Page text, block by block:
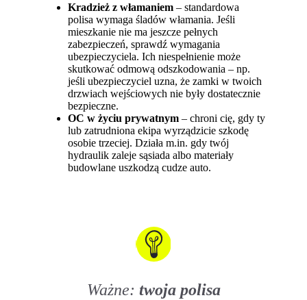
Kradzież z włamaniem – standardowa
polisa wymaga śladów włamania. Jeśli
mieszkanie nie ma jeszcze pełnych
zabezpieczeń, sprawdź wymagania
ubezpieczyciela. Ich niespełnienie może
skutkować odmową odszkodowania – np.
jeśli ubezpieczyciel uzna, że zamki w twoich
drzwiach wejściowych nie były dostatecznie
bezpieczne.
OC w życiu prywatnym – chroni cię, gdy ty
lub zatrudniona ekipa wyrządzicie szkodę
osobie trzeciej. Działa m.in. gdy twój
hydraulik zaleje sąsiada albo materiały
budowlane uszkodzą cudze auto.
Ważne: twoja polisa